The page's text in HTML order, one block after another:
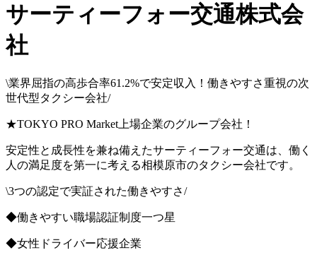
サーティーフォー交通株式会
社
\業界屈指の高歩合率61.2%で安定収入！働きやすさ重視の次
世代型タクシー会社/
★TOKYO PRO Market上場企業のグループ会社！
安定性と成長性を兼ね備えたサーティーフォー交通は、働く
人の満足度を第一に考える相模原市のタクシー会社です。
\3つの認定で実証された働きやすさ/
◆働きやすい職場認証制度一つ星
◆女性ドライバー応援企業